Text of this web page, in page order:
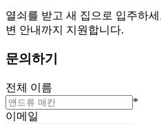
열쇠를 받고 새 집으로 입주하
변 안내까지 지원합니다.
문의하기
전체 이름
*
이메일